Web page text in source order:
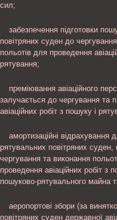
сил;
забезпечення підготовки
повітряних суден до
польотів для проведення
рятування;
преміювання авіаційного
залучається до чергування та
авіаційних робіт з пошуку і
амортизаційні відрахування
рятувальних повітряних
чергування та виконання
проведення авіаційних робіт з
пошуково-рятувального майна
аеропортові збори (за
повітряних суден державної